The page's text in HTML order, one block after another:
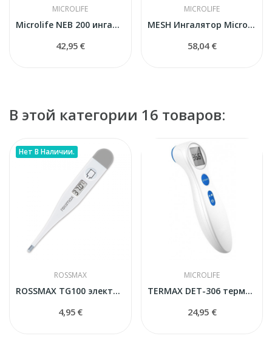
MICROLIFE
Microlife NEB 200 ингалятор
42,95 €
MICROLIFE
MESH Ингалятор Microlife NEB800
58,04 €
В этой категории 16 товаров:
Нет В Наличии.
ROSSMAX
ROSSMAX TG100 электронный термометр
4,95 €
MICROLIFE
TERMAX DET-306 термометр бесконтактный
24,95 €